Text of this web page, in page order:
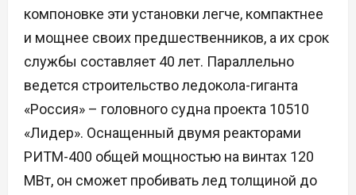
компоновке эти установки легче, компактнее
и мощнее своих предшественников, а их срок
службы составляет 40 лет. Параллельно
ведется строительство ледокола-гиганта
«Россия» – головного судна проекта 10510
«Лидер». Оснащенный двумя реакторами
РИТМ-400 общей мощностью на винтах 120
МВт, он сможет пробивать лед толщиной до